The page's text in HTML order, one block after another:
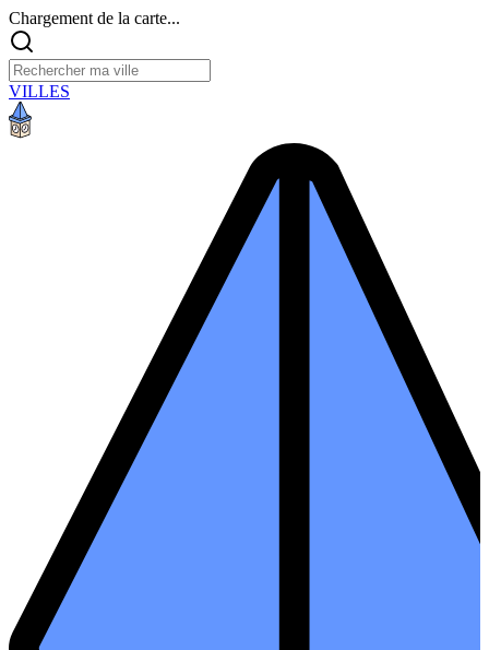
Chargement de la carte...
VILLES